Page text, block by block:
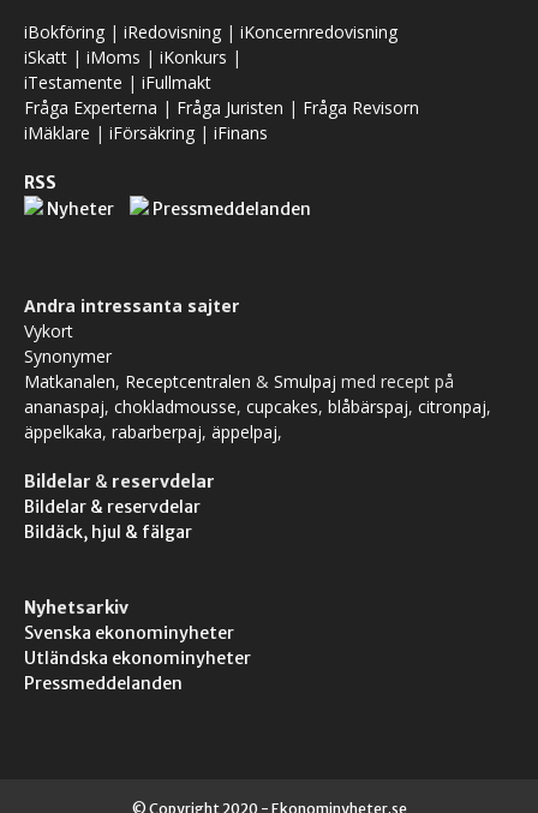
iBokföring | iRedovisning | iKoncernredovisning
iSkatt | iMoms | iKonkurs |
iTestamente | iFullmakt
Fråga Experterna | Fråga Juristen | Fråga Revisorn
iMäklare | iFörsäkring | iFinans
RSS
Nyheter
Pressmeddelanden
Andra intressanta sajter
Vykort
Synonymer
Matkanalen, Receptcentralen & Smulpaj med recept på
ananaspaj, chokladmousse, cupcakes, blåbärspaj, citronpaj,
äppelkaka, rabarberpaj, äppelpaj,
Bildelar & reservdelar
Bildelar & reservdelar
Bildäck, hjul & fälgar
Nyhetsarkiv
Svenska ekonominyheter
Utländska ekonominyheter
Pressmeddelanden
© Copyright 2020 - Ekonominyheter.se